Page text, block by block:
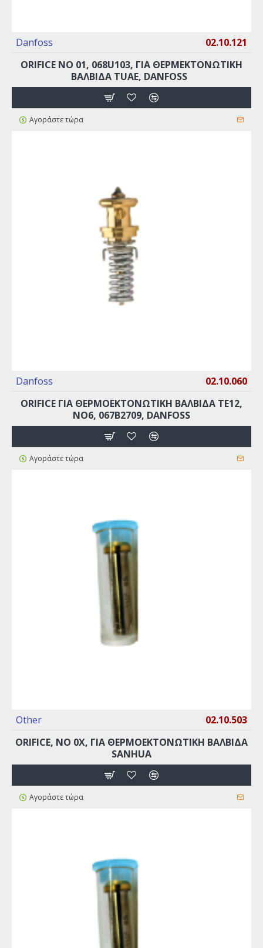
Danfoss
02.10.121
ORIFICE ΝO 01, 068U103, ΓΙΑ ΘΕΡΜΕΚΤΟΝΩΤΙΚΉ
ΒΑΛΒΊΔΑ TUAE, DANFOSS
Αγοράστε τώρα
Danfoss
02.10.060
ORIFICE ΓΙΑ ΘΕΡΜΟΕΚΤΟΝΩΤΙΚΉ ΒΑΛΒΊΔΑ ΤΕ12,
ΝO6, 067Β2709, DANFOSS
Αγοράστε τώρα
Other
02.10.503
ORIFICE, ΝO 0X, ΓΙΑ ΘΕΡΜΟΕΚΤΟΝΩΤΙΚΉ ΒΑΛΒΊΔΑ
SANHUA
Αγοράστε τώρα